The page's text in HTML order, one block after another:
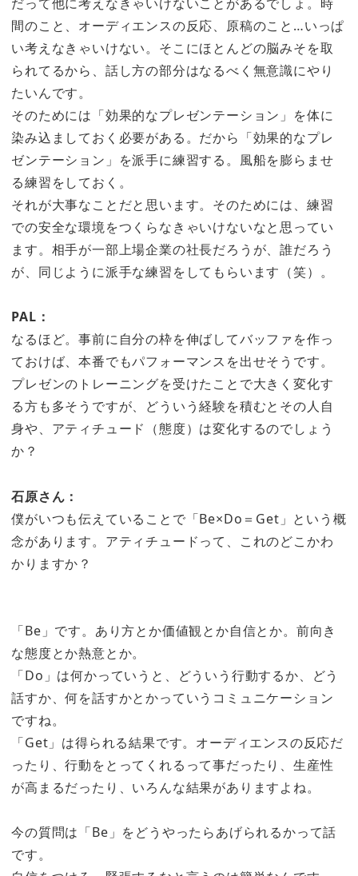
間のこと、オーディエンスの反応、原稿のこと…いっぱ
い考えなきゃいけない。そこにほとんどの脳みそを取
られてるから、話し方の部分はなるべく無意識にやり
たいんです。
そのためには「効果的なプレゼンテーション」を体に
染み込ましておく必要がある。だから「効果的なプレ
ゼンテーション」を派手に練習する。風船を膨らませ
る練習をしておく。
それが大事なことだと思います。そのためには、練習
での安全な環境をつくらなきゃいけないなと思ってい
ます。相手が一部上場企業の社長だろうが、誰だろう
が、同じように派手な練習をしてもらいます（笑）。
PAL：
なるほど。事前に自分の枠を伸ばしてバッファを作っ
ておけば、本番でもパフォーマンスを出せそうです。
プレゼンのトレーニングを受けたことで大きく変化す
る方も多そうですが、どういう経験を積むとその人自
身や、アティチュード（態度）は変化するのでしょう
か？
石原さん：
僕がいつも伝えていることで「Be×Do＝Get」という概
念があります。アティチュードって、これのどこかわ
かりますか？
「Be」です。あり方とか価値観とか自信とか。前向き
な態度とか熱意とか。
「Do」は何かっていうと、どういう行動するか、どう
話すか、何を話すかとかっていうコミュニケーション
ですね。
「Get」は得られる結果です。オーディエンスの反応だ
ったり、行動をとってくれるって事だったり、生産性
が高まるだったり、いろんな結果がありますよね。
今の質問は「Be」をどうやったらあげられるかって話
です。